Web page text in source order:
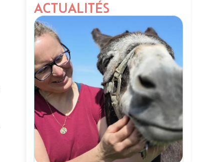
ACTUALITÉS